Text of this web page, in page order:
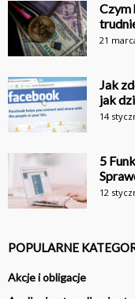
Czym
21
Jak
jak
14
5
12
POPULARNE
Akcje i obligacje